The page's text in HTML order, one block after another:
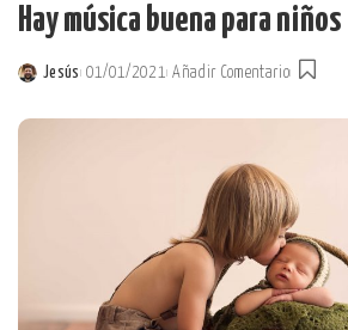
Hay música buena para niños
Posted
by
Jesús 01/01/2021 Añadir Comentario